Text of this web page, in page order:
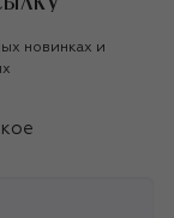
новинках и